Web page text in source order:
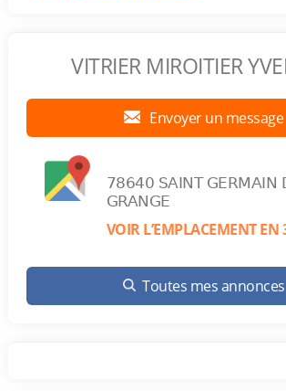
VITRIER MIROITIER
Envoyer un message
78640 SAINT GERMAIN
GRANGE
VOIR L’EMPLACEMENT EN
Toutes mes annonces